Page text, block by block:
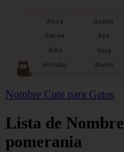
Nombre Cute para Gatos
Lista de
pomerania